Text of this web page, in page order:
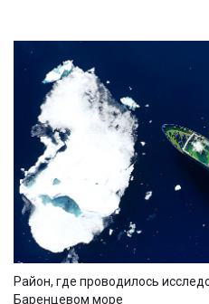
Район, где проводилось
Баренцевом море